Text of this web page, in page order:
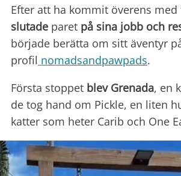
Efter att ha kommit överens
slutade paret på sina jobb och
började berätta om sitt äventyr
profil nomadsandpawpads.
Första stoppet blev Grenada, en
de tog hand om Pickle, en liten
katter som heter Carib och One